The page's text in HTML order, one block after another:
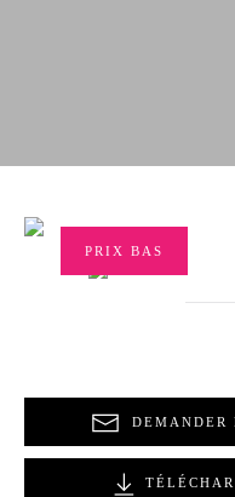
PRIX BAS
DEMANDER